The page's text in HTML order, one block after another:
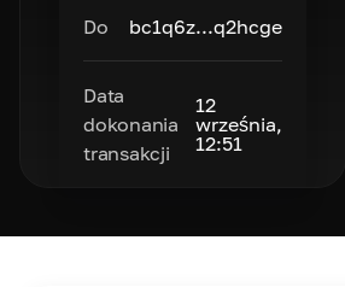
Do bc1q6z...q2hcge
Data
dokonania
transakcji
12
września,
12:51